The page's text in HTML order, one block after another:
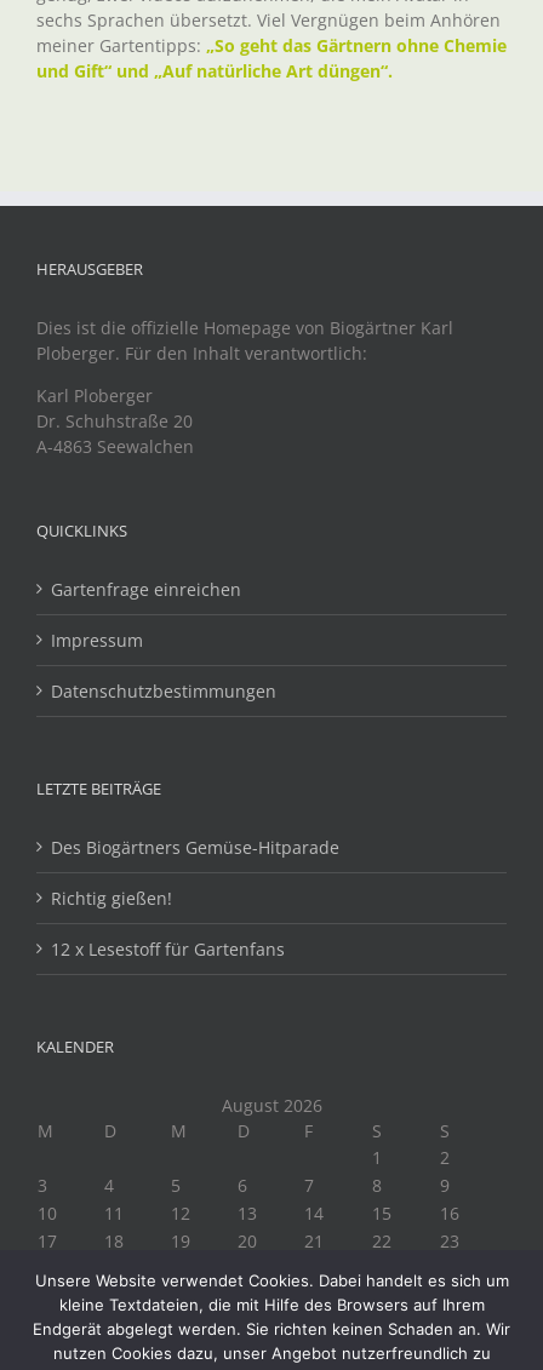
sechs Sprachen übersetzt. Viel Vergnügen beim Anhören
meiner Gartentipps: „So geht das Gärtnern ohne Chemie
und Gift“ und „Auf natürliche Art düngen“.
HERAUSGEBER
Dies ist die offizielle Homepage von Biogärtner Karl
Ploberger. Für den Inhalt verantwortlich:
Karl Ploberger
Dr. Schuhstraße 20
A-4863 Seewalchen
QUICKLINKS
Gartenfrage einreichen
Impressum
Datenschutzbestimmungen
LETZTE BEITRÄGE
Des Biogärtners Gemüse-Hitparade
Richtig gießen!
12 x Lesestoff für Gartenfans
KALENDER
August 2026
M
D M D F S
S
1
2
3
4 5 6 7 8
9
10
11 12 13 14 15
16
17
18 19 20 21 22
23
« Juli
Unsere Website verwendet Cookies. Dabei handelt es sich um
kleine Textdateien, die mit Hilfe des Browsers auf Ihrem
Endgerät abgelegt werden. Sie richten keinen Schaden an. Wir
nutzen Cookies dazu, unser Angebot nutzerfreundlich zu